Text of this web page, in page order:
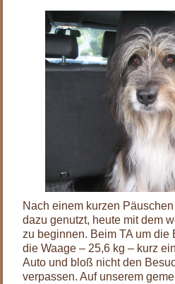
Nach einem kurzen
dazu genutzt, heute mit dem
zu beginnen. Beim TA um die
die Waage – 25,6 kg – kurz
Auto und bloß nicht den
verpassen. Auf unserem